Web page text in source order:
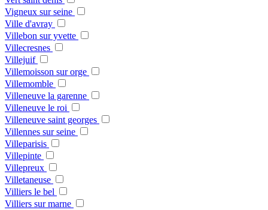
Vigneux sur seine
Ville d'avray
Villebon sur yvette
Villecresnes
Villejuif
Villemoisson sur orge
Villemomble
Villeneuve la garenne
Villeneuve le roi
Villeneuve saint georges
Villennes sur seine
Villeparisis
Villepinte
Villepreux
Villetaneuse
Villiers le bel
Villiers sur marne